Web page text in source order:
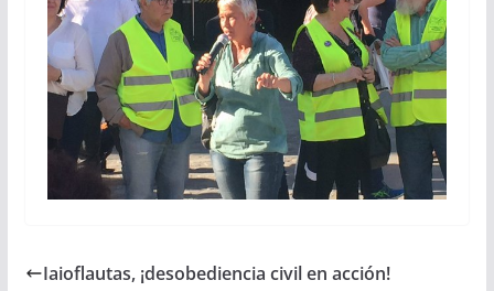
Iaioflautas, ¡desobediencia civil en acción!